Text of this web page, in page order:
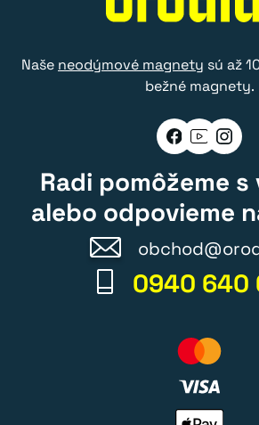
Naše neodýmové magnety sú až
bežné magnety.
Radi pomôžeme s
alebo odpovieme
0940 640